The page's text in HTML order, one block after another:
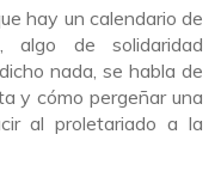
hay un calendario de
algo de solidaridad
nada, se habla de
y cómo pergeñar una
al proletariado a la